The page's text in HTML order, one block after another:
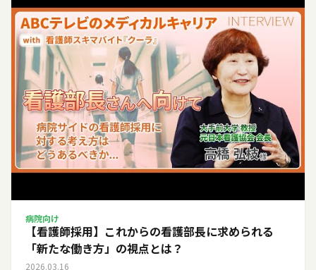
病院向け
【看護師採用】これからの看護部長に求められる
「新たな働き方」の視点とは？
2026.03.16